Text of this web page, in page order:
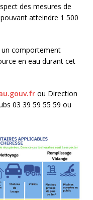
des mesures de
atteindre 1 500
un comportement
en eau durant cet
ou Direction
03 39 59 55 59 ou